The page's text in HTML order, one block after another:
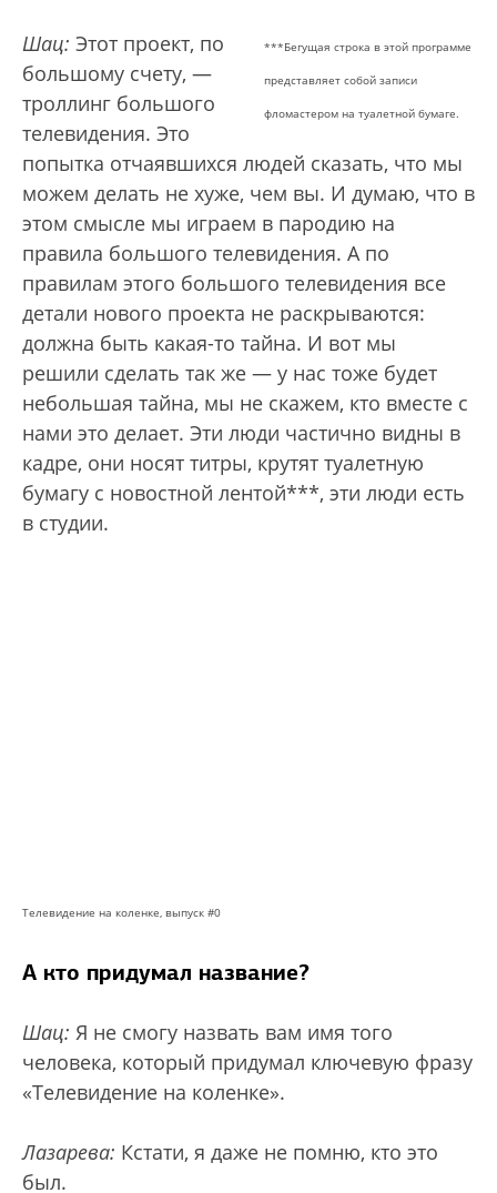
***Бегущая строка в этой программе
представляет собой записи
фломастером на туалетной бумаге.
Шац: Этот проект, по
большому счету, —
троллинг большого
телевидения. Это
попытка отчаявшихся людей сказать, что мы
можем делать не хуже, чем вы. И думаю, что в
этом смысле мы играем в пародию на
правила большого телевидения. А по
правилам этого большого телевидения все
детали нового проекта не раскрываются:
должна быть какая-то тайна. И вот мы
решили сделать так же — у нас тоже будет
небольшая тайна, мы не скажем, кто вместе с
нами это делает. Эти люди частично видны в
кадре, они носят титры, крутят туалетную
бумагу с новостной лентой***, эти люди есть
в студии.
Телевидение на коленке, выпуск #0
А кто придумал название?
Шац: Я не смогу назвать вам имя того
человека, который придумал ключевую фразу
«Телевидение на коленке».
Лазарева: Кстати, я даже не помню, кто это
был.